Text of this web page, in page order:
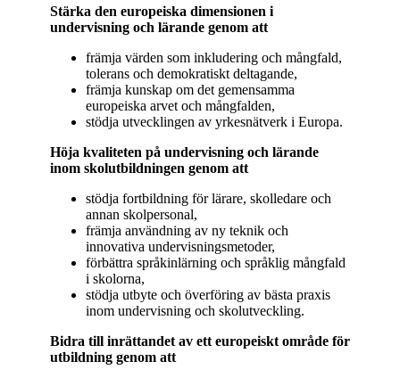
Stärka den europeiska dimensionen i
undervisning och lärande genom att
främja värden som inkludering och mångfald,
tolerans och demokratiskt deltagande,
främja kunskap om det gemensamma
europeiska arvet och mångfalden,
stödja utvecklingen av yrkesnätverk i Europa.
Höja kvaliteten på undervisning och lärande
inom skolutbildningen genom att
stödja fortbildning för lärare, skolledare och
annan skolpersonal,
främja användning av ny teknik och
innovativa undervisningsmetoder,
förbättra språkinlärning och språklig mångfald
i skolorna,
stödja utbyte och överföring av bästa praxis
inom undervisning och skolutveckling.
Bidra till inrättandet av ett europeiskt område för
utbildning genom att